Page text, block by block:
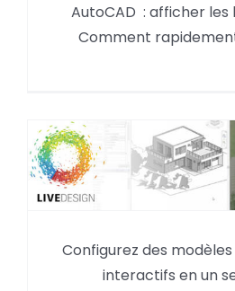
AutoCAD :
d’outils
AutoCAD : afficher les
Comment
Présentation et
Configurez des
interactifs en un